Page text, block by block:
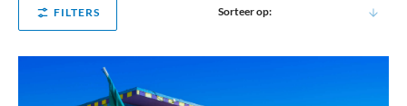
FILTERS Sorteer op: